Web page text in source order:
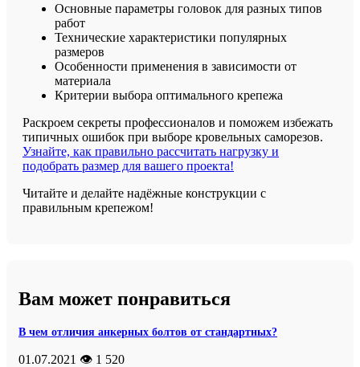
Основные параметры головок для разных типов
работ
Технические характеристики популярных
размеров
Особенности применения в зависимости от
материала
Критерии выбора оптимального крепежа
Раскроем секреты профессионалов и поможем избежать
типичных ошибок при выборе кровельных саморезов.
Узнайте, как правильно рассчитать нагрузку и
подобрать размер для вашего проекта!
Читайте и делайте надёжные конструкции с
правильным крепежом!
Вам может понравиться
В чем отличия анкерных болтов от стандартных?
01.07.2021 👁️ 1 520